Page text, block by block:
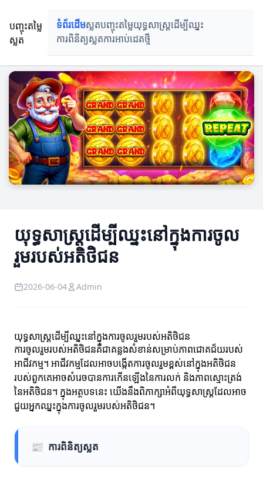
បញ្ចុះតម្លៃ
ស្លត
ទំព័រដើមស្លតបញ្ចុះតម្លៃយុទ្ធសាស្ត្រដើម្បីឈ្នះ
ការពិនិត្យស្លតការអាប់ដេតថ្មី
យុទ្ធសាស្ត្រដើម្បីឈ្នះនៅក្នុងការចូល
រួមរបស់អតិថិជន
2026-06-04 Admin
យុទ្ធសាស្ត្រដើម្បីឈ្នះនៅក្នុងការចូលរួមរបស់អតិថិជន
ការចូលរួមរបស់អតិថិជនគឺជាគន្លងសំខាន់សម្រាប់ភាពជោគជ័យរបស់
អាជីវកម្ម។ អាជីវកម្មដែលអាចបង្កើតការចូលរួមខ្ពស់នៅក្នុងអតិថិជន
របស់ពួកគេអាចសំរេចបានការកើនឡើងនៃការលក់ និងភាពស្មោះត្រង់
នៃអតិថិជន។ ក្នុងអត្ថបទនេះ យើងនឹងពិភាក្សាអំពីយុទ្ធសាស្ត្រដែលអាច
ជួយអ្នកឈ្នះក្នុងការចូលរួមរបស់អតិថិជន។
📰 ការពិនិត្យស្លត